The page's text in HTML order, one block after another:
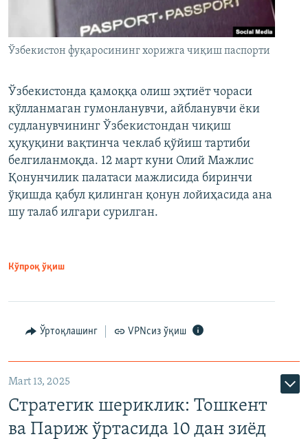
Ўзбекистон фуқаросининг хорижга чиқиш паспорти
Ўзбекистонда қамоққа олиш эҳтиёт чораси
қўлланмаган гумонланувчи, айбланувчи ёки
судланувчининг Ўзбекистондан чиқиш
ҳуқуқини вақтинча чеклаб қўйиш тартиби
белгиланмоқда. 12 март куни Олий Мажлис
Қонунчилик палатаси мажлисида биринчи
ўқишда қабул қилинган қонун лойиҳасида ана
шу талаб илгари сурилган.
Кўпроқ ўқиш
Ўртоқлашинг VPNсиз ўқиш
Mart 13, 2025
Стратегик шериклик: Тошкент
ва Париж ўртасида 10 дан зиёд